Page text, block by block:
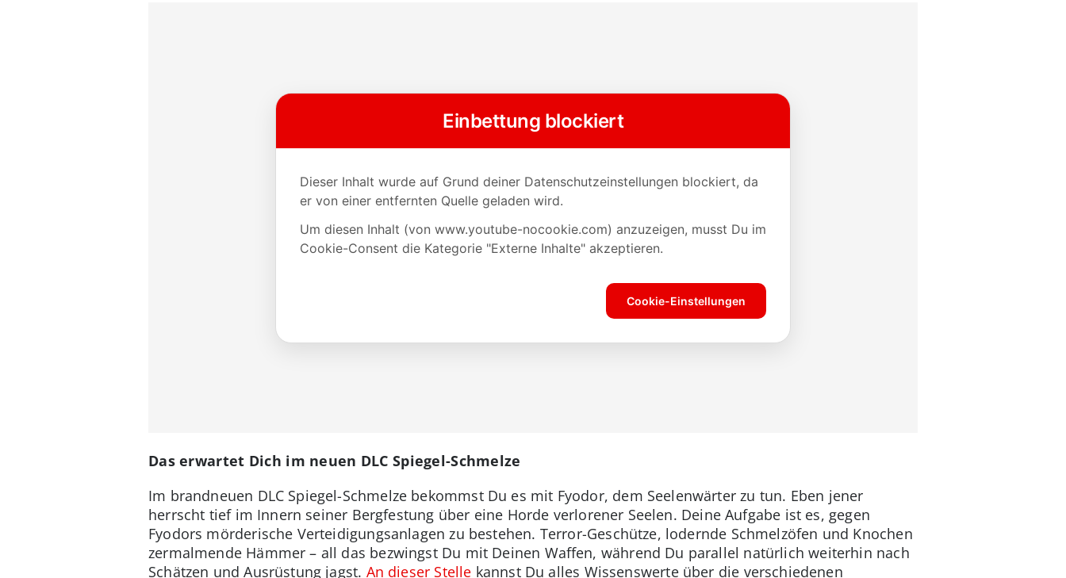
Das erwartet Dich im neuen DLC Spiegel-Schmelze
Im brandneuen DLC Spiegel-Schmelze bekommst Du es mit Fyodor, dem Seelenwärter zu tun. Eben jener
herrscht tief im Innern seiner Bergfestung über eine Horde verlorener Seelen. Deine Aufgabe ist es, gegen
Fyodors mörderische Verteidigungsanlagen zu bestehen. Terror-Geschütze, lodernde Schmelzöfen und Knochen
zermalmende Hämmer – all das bezwingst Du mit Deinen Waffen, während Du parallel natürlich weiterhin nach
Schätzen und Ausrüstung jagst. An dieser Stelle kannst Du alles Wissenswerte über die verschiedenen